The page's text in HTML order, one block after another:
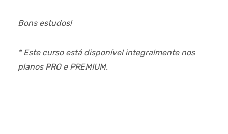
Bons estudos!
* Este curso está disponível integralmente nos
planos PRO e PREMIUM.